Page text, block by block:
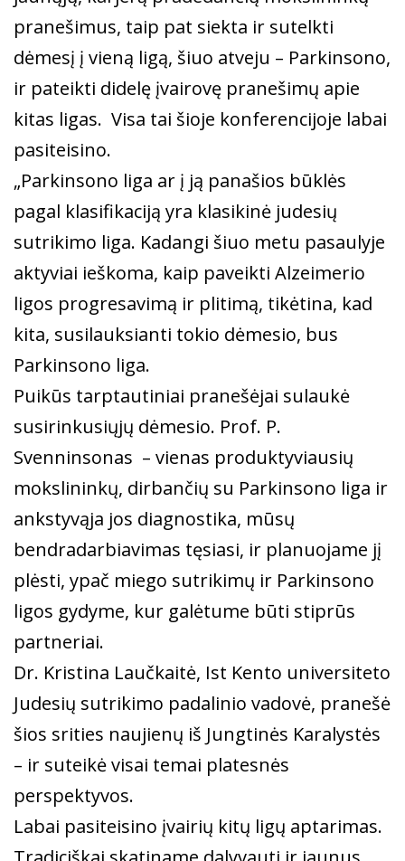
pranešimus, taip pat siekta ir sutelkti
dėmesį į vieną ligą, šiuo atveju – Parkinsono,
ir pateikti didelę įvairovę pranešimų apie
kitas ligas. Visa tai šioje konferencijoje labai
pasiteisino.
„Parkinsono liga ar į ją panašios būklės
pagal klasifikaciją yra klasikinė judesių
sutrikimo liga. Kadangi šiuo metu pasaulyje
aktyviai ieškoma, kaip paveikti Alzeimerio
ligos progresavimą ir plitimą, tikėtina, kad
kita, susilauksianti tokio dėmesio, bus
Parkinsono liga.
Puikūs tarptautiniai pranešėjai sulaukė
susirinkusiųjų dėmesio. Prof. P.
Svenninsonas ­ – vienas produktyviausių
mokslininkų, dirbančių su Parkinsono liga ir
ankstyvąja jos diagnostika, mūsų
bendradarbiavimas tęsiasi, ir planuojame jį
plėsti, ypač miego sutrikimų ir Parkinsono
ligos gydyme, kur galėtume būti stiprūs
partneriai.
Dr. Kristina Laučkaitė, Ist Kento universiteto
Judesių sutrikimo padalinio vadovė, pranešė
šios srities naujienų iš Jungtinės Karalystės
– ir suteikė visai temai platesnės
perspektyvos.
Labai pasiteisino įvairių kitų ligų aptarimas.